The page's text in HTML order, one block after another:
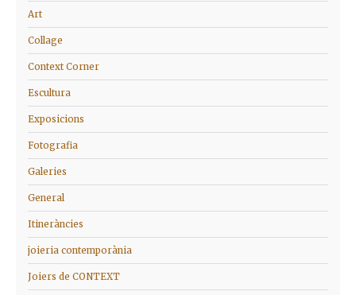
Art
Collage
Context Corner
Escultura
Exposicions
Fotografia
Galeries
General
Itineràncies
joieria contemporània
Joiers de CONTEXT